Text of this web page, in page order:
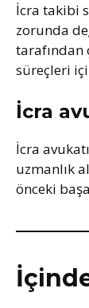
İcra takibi
zorunda
tarafından
süreçleri
İcra
İcra
uzmanlık
önceki